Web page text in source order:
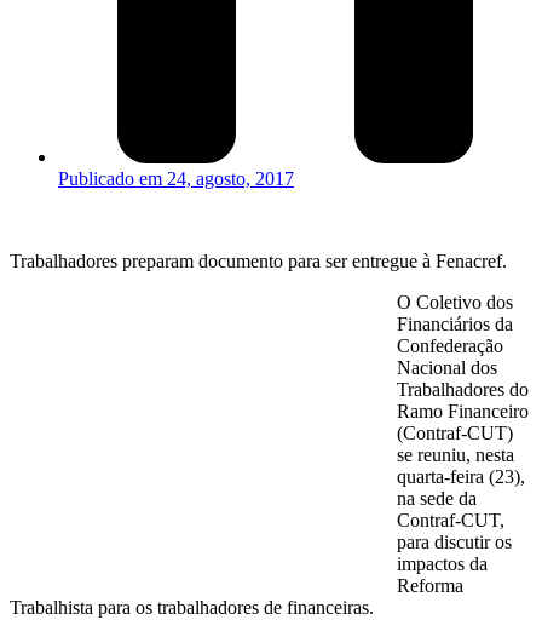
Publicado em 24, agosto, 2017
Trabalhadores preparam documento para ser entregue à Fenacref.
O Coletivo dos
Financiários da
Confederação
Nacional dos
Trabalhadores do
Ramo Financeiro
(Contraf-CUT)
se reuniu, nesta
quarta-feira (23),
na sede da
Contraf-CUT,
para discutir os
impactos da
Reforma
Trabalhista para os trabalhadores de financeiras.